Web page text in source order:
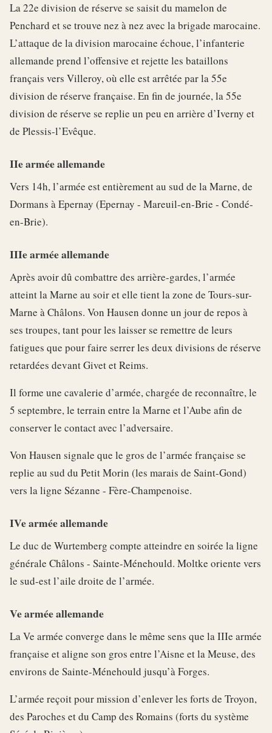
La 22e division de réserve se saisit du mamelon de
Penchard et se trouve nez à nez avec la brigade marocaine.
L’attaque de la division marocaine échoue, l’infanterie
allemande prend l’offensive et rejette les bataillons
français vers Villeroy, où elle est arrêtée par la 55e
division de réserve française. En fin de journée, la 55e
division de réserve se replie un peu en arrière d’Iverny et
de Plessis-l’Evêque.
IIe armée allemande
Vers 14h, l’armée est entièrement au sud de la Marne, de
Dormans à Epernay (Epernay - Mareuil-en-Brie - Condé-
en-Brie).
IIIe armée allemande
Après avoir dû combattre des arrière-gardes, l’armée
atteint la Marne au soir et elle tient la zone de Tours-sur-
Marne à Châlons. Von Hausen donne un jour de repos à
ses troupes, tant pour les laisser se remettre de leurs
fatigues que pour faire serrer les deux divisions de réserve
retardées devant Givet et Reims.
Il forme une cavalerie d’armée, chargée de reconnaître, le
5 septembre, le terrain entre la Marne et l’Aube afin de
conserver le contact avec l’adversaire.
Von Hausen signale que le gros de l’armée française se
replie au sud du Petit Morin (les marais de Saint-Gond)
vers la ligne Sézanne - Fère-Champenoise.
IVe armée allemande
Le duc de Wurtemberg compte atteindre en soirée la ligne
générale Châlons - Sainte-Ménehould. Moltke oriente vers
le sud-est l’aile droite de l’armée.
Ve armée allemande
La Ve armée converge dans le même sens que la IIIe armée
française et aligne son gros entre l’Aisne et la Meuse, des
environs de Sainte-Ménehould jusqu’à Forges.
L’armée reçoit pour mission d’enlever les forts de Troyon,
des Paroches et du Camp des Romains (forts du système